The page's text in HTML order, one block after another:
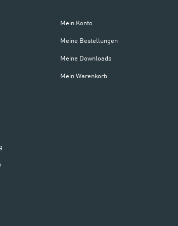
Mein Konto
Meine Bestellungen
Meine Downloads
Mein Warenkorb